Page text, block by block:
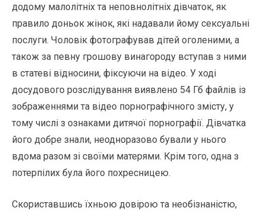
додому малолітніх та неповнолітніх дівчаток, як
правило доньок жінок, які надавали йому сексуальні
послуги. Чоловік фотографував дітей оголеними, а
також за певну грошову винагороду вступав з ними
в статеві відносини, фіксуючи на відео. У ході
досудового розслідування виявлено 54 Гб файлів із
зображеннями та відео порнографічного змісту, у
тому числі з ознаками дитячої порнографії. Дівчатка
його добре знали, неодноразово бували у нього
вдома разом зі своїми матерями. Крім того, одна з
потерпілих була його похресницею.
Скориставшись їхньою довірою та необізнаністю,